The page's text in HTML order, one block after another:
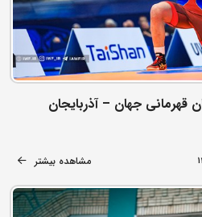
قهرمانی جهان – آذربایجان
مشاهده بیشتر